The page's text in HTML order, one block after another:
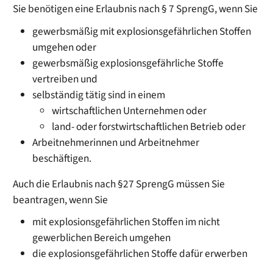
Sie benötigen eine Erlaubnis nach § 7 SprengG, wenn Sie
gewerbsmäßig mit explosionsgefährlichen Stoffen
umgehen oder
gewerbsmäßig explosionsgefährliche Stoffe
vertreiben und
selbständig tätig sind in einem
wirtschaftlichen Unternehmen oder
land- oder forstwirtschaftlichen Betrieb oder
Arbeitnehmerinnen und Arbeitnehmer
beschäftigen.
Auch die Erlaubnis nach §27 SprengG müssen Sie
beantragen, wenn Sie
mit explosionsgefährlichen Stoffen im nicht
gewerblichen Bereich umgehen
die explosionsgefährlichen Stoffe dafür erwerben